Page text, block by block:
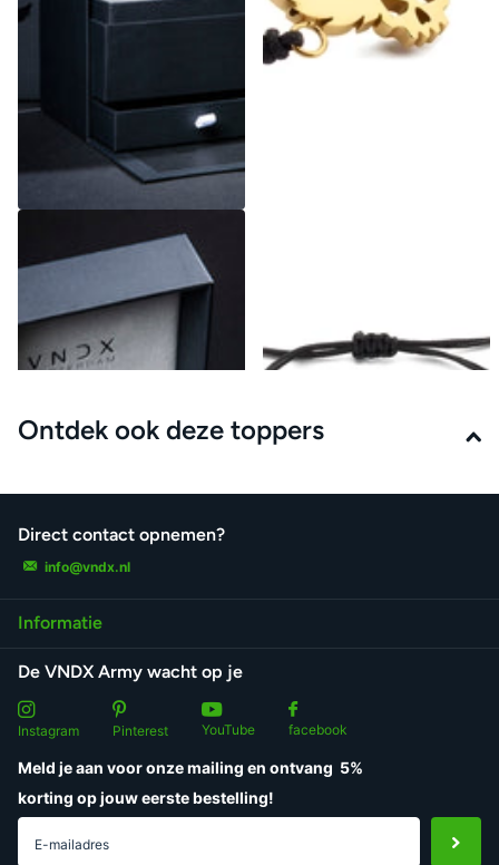
€19,99
Ontdek ook deze toppers
Direct contact opnemen?
info@vndx.nl
Informatie
De VNDX Army wacht op je
Instagram Pinterest YouTube facebook
Meld je aan voor onze mailing en ontvang 5%
korting op jouw eerste bestelling!